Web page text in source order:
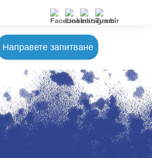
Направете запитване